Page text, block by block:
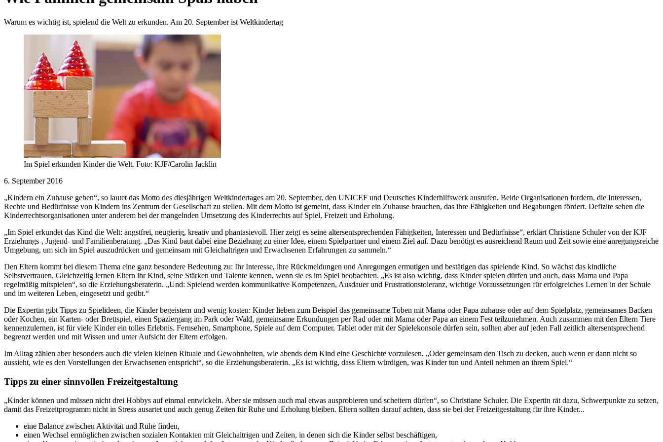
Warum es wichtig ist, spielend die Welt zu erkunden. Am 20. September ist Weltkindertag
Im Spiel erkunden Kinder die Welt. Foto: KJF/Carolin Jacklin
6. September 2016
„Kindern ein Zuhause geben“, so lautet das Motto des diesjährigen Weltkindertages am 20. September, den UNICEF und Deutsches Kinderhilfswerk ausrufen. Beide Organisationen fordern, die Interessen,
Rechte und Bedürfnisse von Kindern ins Zentrum der Gesellschaft zu stellen. Mit dem Motto ist gemeint, dass Kinder ein Zuhause brauchen, das ihre Fähigkeiten und Begabungen fördert. Defizite sehen die
Kinderrechtsorganisationen unter anderem bei der mangelnden Umsetzung des Kinderrechts auf Spiel, Freizeit und Erholung.
„Im Spiel erkundet das Kind die Welt: angstfrei, neugierig, kreativ und phantasievoll. Hier zeigt es seine altersentsprechenden Fähigkeiten, Interessen und Bedürfnisse“, erklärt Christiane Schuler von der KJF
Erziehungs-, Jugend- und Familienberatung. „Das Kind baut dabei eine Beziehung zu einer Idee, einem Spielpartner und einem Ziel auf. Dazu benötigt es ausreichend Raum und Zeit sowie eine anregungsreiche
Umgebung, um sich im Spiel auszudrücken und gemeinsam mit Gleichaltrigen und Erwachsenen Erfahrungen zu sammeln.“
Den Eltern kommt bei diesem Thema eine ganz besondere Bedeutung zu: Ihr Interesse, ihre Rückmeldungen und Anregungen ermutigen und bestätigen das spielende Kind. So wächst das kindliche
Selbstvertrauen. Gleichzeitig lernen Eltern ihr Kind, seine Stärken und Talente kennen, wenn sie es im Spiel beobachten. „Es ist also wichtig, dass Kinder spielen dürfen und auch, dass Mama und Papa
regelmäßig mitspielen“, so die Erziehungsberaterin. „Und: Spielend werden kommunikative Kompetenzen, Ausdauer und Frustrationstoleranz, wichtige Voraussetzungen für erfolgreiches Lernen in der Schule
und im weiteren Leben, eingesetzt und geübt.“
Die Expertin gibt Tipps zu Spielideen, die Kinder begeistern und wenig kosten: Kinder lieben zum Beispiel das gemeinsame Toben mit Mama oder Papa zuhause oder auf dem Spielplatz, gemeinsames Backen
oder Kochen, ein Karten- oder Brettspiel, einen Spaziergang im Park oder Wald, gemeinsame Erkundungen per Rad oder mit Mama oder Papa an einem Fest teilzunehmen. Auch zusammen mit den Eltern Tiere
kennenzulernen, ist für viele Kinder ein tolles Erlebnis. Fernsehen, Smartphone, Spiele auf dem Computer, Tablet oder mit der Spielekonsole dürfen sein, sollten aber auf jeden Fall zeitlich altersentsprechend
begrenzt werden und mit Wissen und unter Aufsicht der Eltern erfolgen.
Im Alltag zählen aber besonders auch die vielen kleinen Rituale und Gewohnheiten, wie abends dem Kind eine Geschichte vorzulesen. „Oder gemeinsam den Tisch zu decken, auch wenn er dann nicht so
aussieht, wie es den Vorstellungen der Erwachsenen entspricht“, so die Erziehungsberaterin. „Es ist wichtig, dass Eltern würdigen, was Kinder tun und Anteil nehmen an ihrem Spiel.“
Tipps zu einer sinnvollen Freizeitgestaltung
„Kinder können und müssen nicht drei Hobbys auf einmal entwickeln. Aber sie müssen auch mal etwas ausprobieren und scheitern dürfen“, so Christiane Schuler. Die Expertin rät dazu, Schwerpunkte zu setzen,
damit das Freizeitprogramm nicht in Stress ausartet und auch genug Zeiten für Ruhe und Erholung bleiben. Eltern sollten darauf achten, dass sie bei der Freizeitgestaltung für ihre Kinder...
eine Balance zwischen Aktivität und Ruhe finden,
einen Wechsel ermöglichen zwischen sozialen Kontakten mit Gleichaltrigen und Zeiten, in denen sich die Kinder selbst beschäftigen,